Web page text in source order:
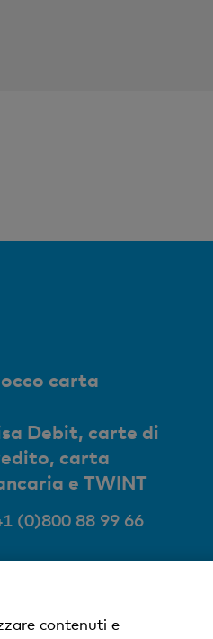
carta
Debit, carte di
carta
e TWINT
(0)800 88 99 66
contenuti e